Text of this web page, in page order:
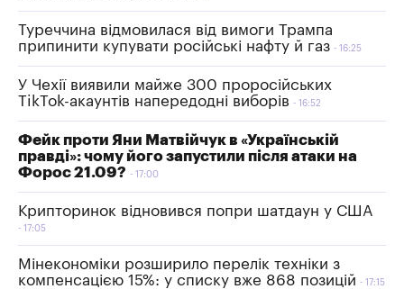
Туреччина відмовилася від вимоги Трампа
припинити купувати російські нафту й газ
16:25
У Чехії виявили майже 300 проросійських
TikTok-акаунтів напередодні виборів
16:52
Фейк проти Яни Матвійчук в «Українській
правді»: чому його запустили після атаки на
Форос 21.09?
17:00
Крипторинок відновився попри шатдаун у США
17:05
Мінекономіки розширило перелік техніки з
компенсацією 15%: у списку вже 868 позицій
17:15